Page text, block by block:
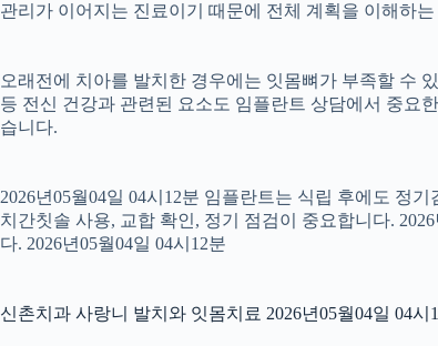
관리가 이어지는 진료이기 때문에 전체 계획을 이해하
오래전에 치아를 발치한 경우에는 잇몸뼈가 부족할 수
등 전신 건강과 관련된 요소도 임플란트 상담에서 중요
습니다.
2026년05월04일 04시12분 임플란트는 식립 후에도 정
치간칫솔 사용, 교합 확인, 정기 점검이 중요합니다.
다. 2026년05월04일 04시12분
신촌치과 사랑니 발치와 잇몸치료 2026년05월04일 04시